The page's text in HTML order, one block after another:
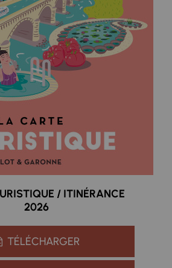
/ ITINÉRANCE
2026
TÉLÉCHARGER